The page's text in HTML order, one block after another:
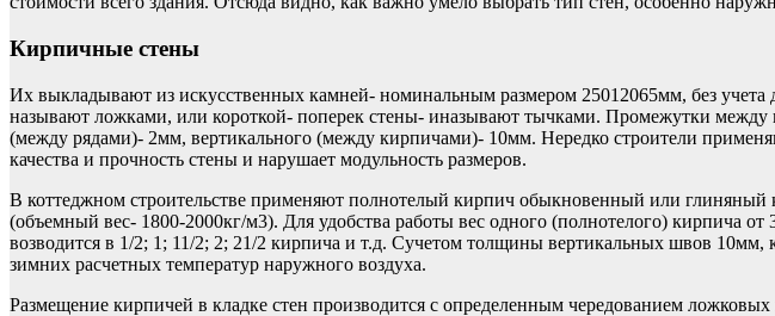
Кирпичные стены
Их выкладывают из искусственных камней- номинальным размером 25012065мм, без
называют ложками, или короткой- поперек стены- иназывают тычками. Промежутки
(между рядами)- 2мм, вертикального (между кирпичами)- 10мм. Нередко строители
качества и прочность стены и нарушает модульность размеров.
В коттеджном строительстве применяют полнотелый кирпич обыкновенный или
(объемный вес- 1800-2000кг/м3). Для удобства работы вес одного (полнотелого) кирпича
возводится в 1/2; 1; 11/2; 2; 21/2 кирпича и т.д. Сучетом толщины вертикальных швов
зимних расчетных температур наружного воздуха.
Размещение кирпичей в кладке стен производится с определенным чередованием